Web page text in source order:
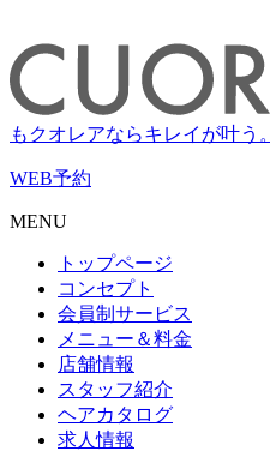
もクオレアならキレイが叶う。
WEB予約
MENU
トップページ
コンセプト
会員制サービス
メニュー＆料金
店舗情報
スタッフ紹介
ヘアカタログ
求人情報